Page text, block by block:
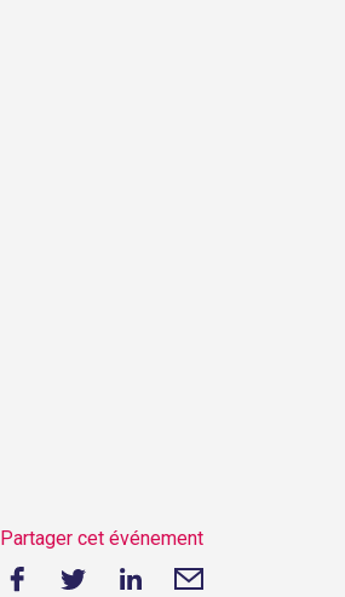
Partager cet événement